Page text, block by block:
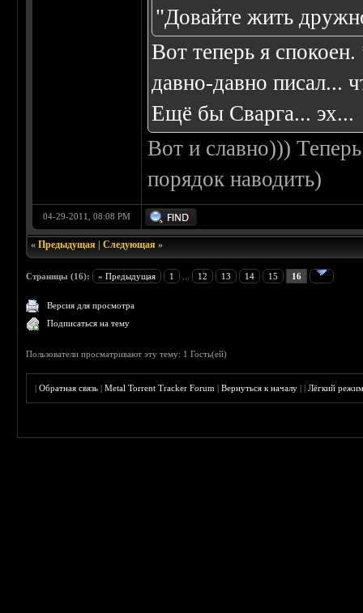
"Довайте жить
Вот теперь я
давно-давно писал...
Ещё бы Сварга... эх...
Вот и славно)))
порядок наводить)
04-29-2011, 08:08 PM
«Предыдущая |Следующая »
Страницы (16): « Предыдущая 1 12 13 14 15 16
Версия для просмотра
Подписаться на тему
Пользователи просматривают эту тему: 1 Гость(ей)
|Обратная связь |Metal Torrent Tracker Forum |Вернуться к началу ||Лёгкий